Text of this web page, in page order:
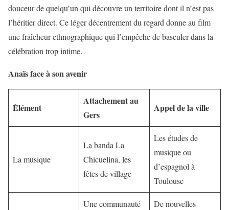
douceur de quelqu’un qui découvre un territoire dont il n’est pas
l’héritier direct. Ce léger décentrement du regard donne au film
une fraîcheur ethnographique qui l’empêche de basculer dans la
célébration trop intime.
Anaïs face à son avenir
Élément
Attachement au
Gers
Appel de la ville
La musique
La banda La
Chicuelina, les
fêtes de village
Les études de
musique ou
d’espagnol à
Toulouse
Une communauté
De nouvelles